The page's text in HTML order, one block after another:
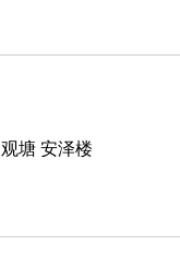
观塘 安泽楼